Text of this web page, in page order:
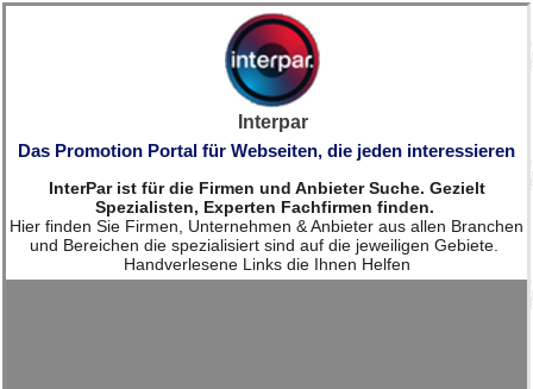
Interpar
Das Promotion Portal für Webseiten, die jeden interessieren
InterPar ist für die Firmen und Anbieter Suche. Gezielt
Spezialisten, Experten Fachfirmen finden.
Hier finden Sie Firmen, Unternehmen & Anbieter aus allen Branchen
und Bereichen die spezialisiert sind auf die jeweiligen Gebiete.
Handverlesene Links die Ihnen Helfen